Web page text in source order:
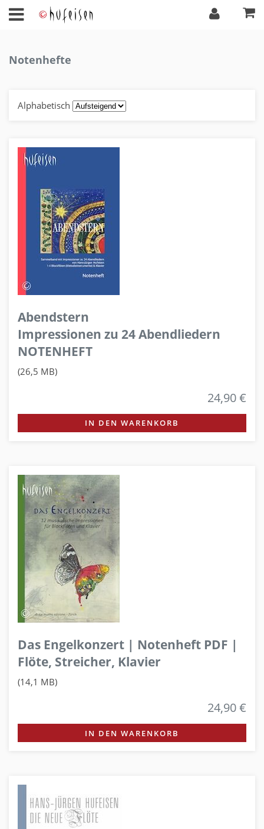
Notenhefte
Alphabetisch
Abendstern
Impressionen zu 24 Abendliedern
NOTENHEFT
(26,5 MB)
24,90 €
IN DEN WARENKORB
Das Engelkonzert | Notenheft PDF |
Flöte, Streicher, Klavier
(14,1 MB)
24,90 €
IN DEN WARENKORB